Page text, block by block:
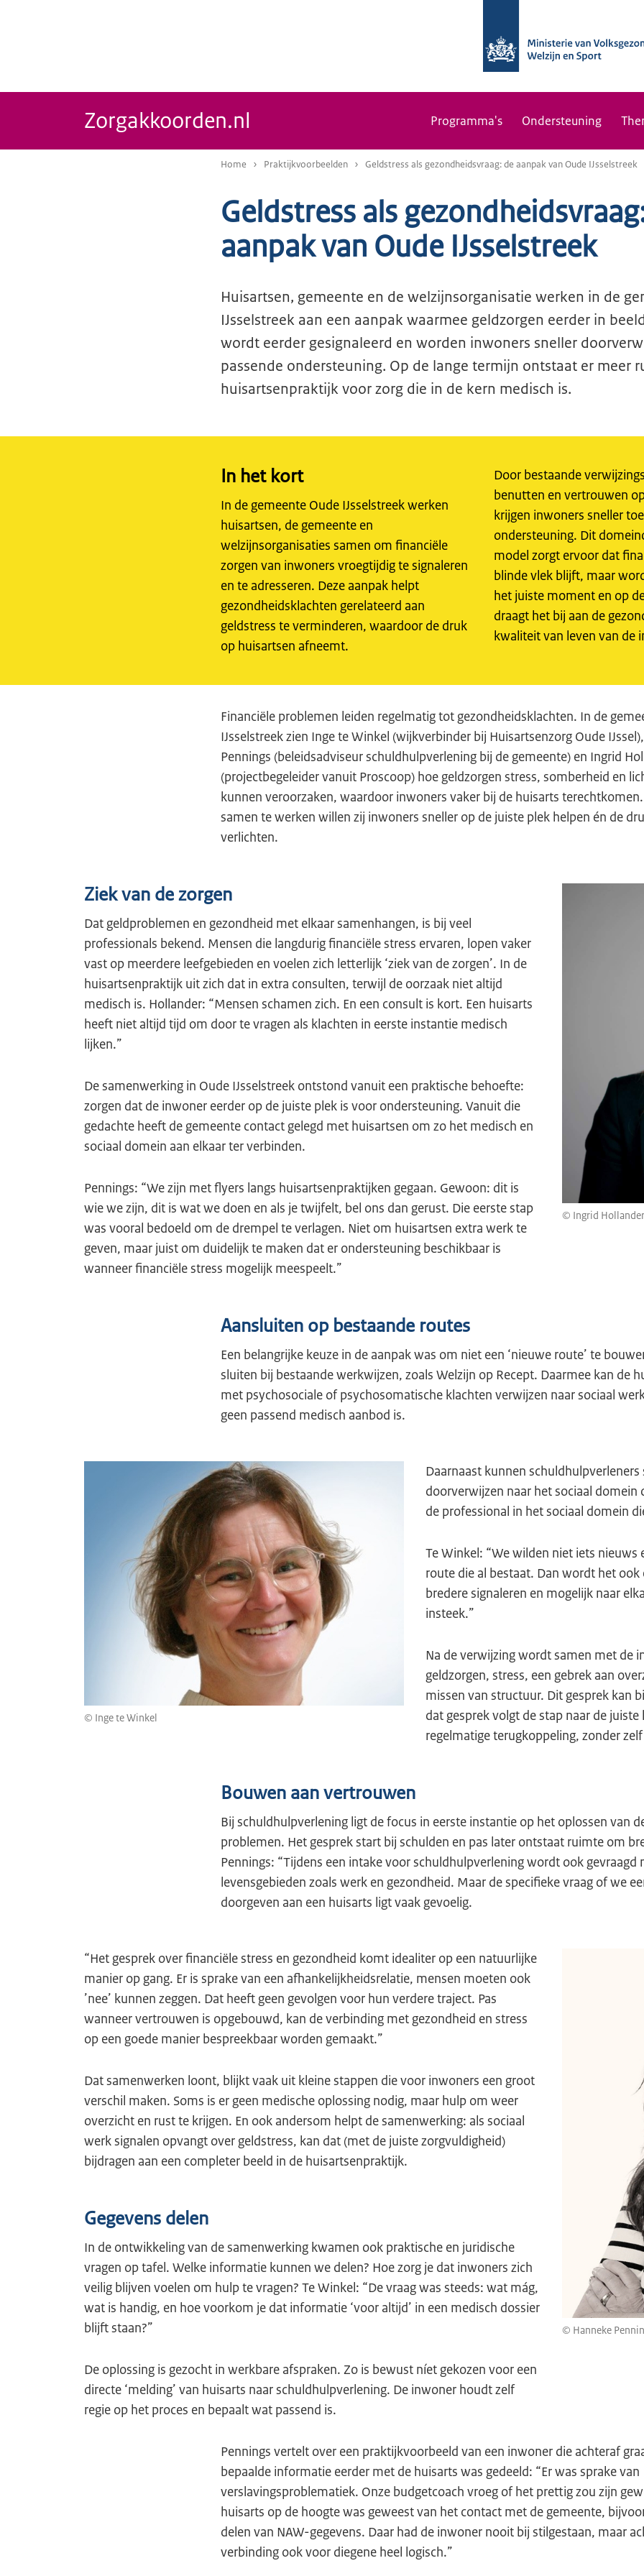
Zorgakkoorden.nl Programma's Ondersteuning
Home Praktijkvoorbeelden Geldstress als gezondheidsvraag: de aanpak van Oude IJsselstreek
Geldstress als
aanpak van Oude IJsselstreek
Huisartsen, gemeente en de welzijnsorganisatie werken in de
IJsselstreek aan een aanpak waarmee geldzorgen eerder in
wordt eerder gesignaleerd en worden inwoners sneller
passende ondersteuning. Op de lange termijn ontstaat er meer
huisartsenpraktijk voor zorg die in de kern medisch is.
In het kort
In de gemeente Oude IJsselstreek werken
huisartsen, de gemeente en
welzijnsorganisaties samen om financiële
zorgen van inwoners vroegtijdig te signaleren
en te adresseren. Deze aanpak helpt
gezondheidsklachten gerelateerd aan
geldstress te verminderen, waardoor de druk
op huisartsen afneemt.
Door bestaande
benutten en vertrouwen
krijgen inwoners sneller
ondersteuning. Dit
model zorgt ervoor dat
blinde vlek blijft, maar
het juiste moment en op
draagt het bij aan de
kwaliteit van leven van de
Financiële problemen leiden regelmatig tot gezondheidsklachten. In de
IJsselstreek zien Inge te Winkel (wijkverbinder bij Huisartsenzorg Oude
Pennings (beleidsadviseur schuldhulpverlening bij de gemeente) en Ingrid
(projectbegeleider vanuit Proscoop) hoe geldzorgen stress, somberheid en
kunnen veroorzaken, waardoor inwoners vaker bij de huisarts
samen te werken willen zij inwoners sneller op de juiste plek helpen én de
verlichten.
© Ingrid Hollander
Ziek van de zorgen
Dat geldproblemen en gezondheid met elkaar samenhangen, is bij veel
professionals bekend. Mensen die langdurig financiële stress ervaren, lopen vaker
vast op meerdere leefgebieden en voelen zich letterlijk ‘ziek van de zorgen’. In de
huisartsenpraktijk uit zich dat in extra consulten, terwijl de oorzaak niet altijd
medisch is. Hollander: “Mensen schamen zich. En een consult is kort. Een huisarts
heeft niet altijd tijd om door te vragen als klachten in eerste instantie medisch
lijken.”
De samenwerking in Oude IJsselstreek ontstond vanuit een praktische behoefte:
zorgen dat de inwoner eerder op de juiste plek is voor ondersteuning. Vanuit die
gedachte heeft de gemeente contact gelegd met huisartsen om zo het medisch en
sociaal domein aan elkaar ter verbinden.
Pennings: “We zijn met flyers langs huisartsenpraktijken gegaan. Gewoon: dit is
wie we zijn, dit is wat we doen en als je twijfelt, bel ons dan gerust. Die eerste stap
was vooral bedoeld om de drempel te verlagen. Niet om huisartsen extra werk te
geven, maar juist om duidelijk te maken dat er ondersteuning beschikbaar is
wanneer financiële stress mogelijk meespeelt.”
Aansluiten op bestaande routes
Een belangrijke keuze in de aanpak was om niet een ‘nieuwe route’ te
sluiten bij bestaande werkwijzen, zoals Welzijn op Recept. Daarmee kan de
met psychosociale of psychosomatische klachten verwijzen naar sociaal
geen passend medisch aanbod is.
© Inge te Winkel
Daarnaast kunnen
doorverwijzen naar het sociaal
de professional in het sociaal domein
Te Winkel: “We wilden niet iets
route die al bestaat. Dan wordt het
bredere signaleren en mogelijk naar
insteek.”
Na de verwijzing wordt samen met de
geldzorgen, stress, een gebrek aan
missen van structuur. Dit gesprek kan
dat gesprek volgt de stap naar de
regelmatige terugkoppeling, zonder
Bouwen aan vertrouwen
Bij schuldhulpverlening ligt de focus in eerste instantie op het oplossen van
problemen. Het gesprek start bij schulden en pas later ontstaat ruimte om
Pennings: “Tijdens een intake voor schuldhulpverlening wordt ook gevraagd
levensgebieden zoals werk en gezondheid. Maar de specifieke vraag of we
doorgeven aan een huisarts ligt vaak gevoelig.
© Hanneke
“Het gesprek over financiële stress en gezondheid komt idealiter op een natuurlijke
manier op gang. Er is sprake van een afhankelijkheidsrelatie, mensen moeten ook
’nee’ kunnen zeggen. Dat heeft geen gevolgen voor hun verdere traject. Pas
wanneer vertrouwen is opgebouwd, kan de verbinding met gezondheid en stress
op een goede manier bespreekbaar worden gemaakt.”
Dat samenwerken loont, blijkt vaak uit kleine stappen die voor inwoners een groot
verschil maken. Soms is er geen medische oplossing nodig, maar hulp om weer
overzicht en rust te krijgen. En ook andersom helpt de samenwerking: als sociaal
werk signalen opvangt over geldstress, kan dat (met de juiste zorgvuldigheid)
bijdragen aan een completer beeld in de huisartsenpraktijk.
Gegevens delen
In de ontwikkeling van de samenwerking kwamen ook praktische en juridische
vragen op tafel. Welke informatie kunnen we delen? Hoe zorg je dat inwoners zich
veilig blijven voelen om hulp te vragen? Te Winkel: “De vraag was steeds: wat mág,
wat is handig, en hoe voorkom je dat informatie ‘voor altijd’ in een medisch dossier
blijft staan?”
De oplossing is gezocht in werkbare afspraken. Zo is bewust níet gekozen voor een
directe ‘melding’ van huisarts naar schuldhulpverlening. De inwoner houdt zelf
regie op het proces en bepaalt wat passend is.
Pennings vertelt over een praktijkvoorbeeld van een inwoner die achteraf
bepaalde informatie eerder met de huisarts was gedeeld: “Er was sprake van
verslavingsproblematiek. Onze budgetcoach vroeg of het prettig zou zijn
huisarts op de hoogte was geweest van het contact met de gemeente,
delen van NAW-gegevens. Daar had de inwoner nooit bij stilgestaan, maar
verbinding ook voor diegene heel logisch.”